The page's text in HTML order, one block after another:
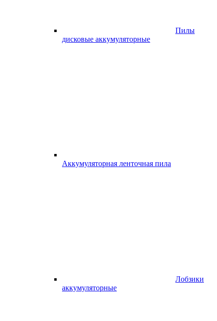
Пилы
дисковые аккумуляторные
Аккумуляторная ленточная пила
Лобзики
аккумуляторные